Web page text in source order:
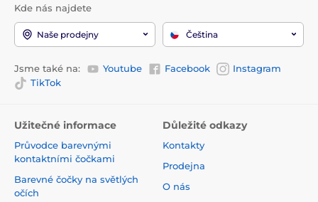
Kde nás najdete
Naše prodejny Čeština
Jsme také na: Youtube Facebook
Instagram
TikTok
Užitečné informace
Průvodce barevnými
kontaktními čočkami
Barevné čočky na světlých
očích
Důležité odkazy
Kontakty
Prodejna
O nás